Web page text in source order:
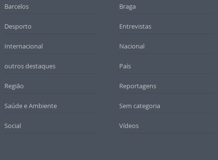
Barcelos Braga
Desporto Entrevistas
Internacional Nacional
outros destaques País
Região Reportagens
Saúde e Ambiente Sem categoria
Social Vídeos